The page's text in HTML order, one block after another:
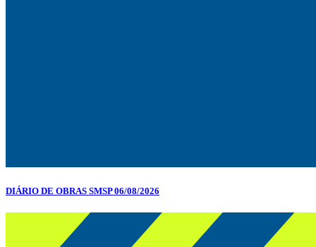
DIÁRIO DE OBRAS SMSP 06/08/2026